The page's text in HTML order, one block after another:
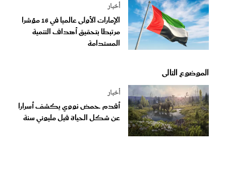
أخبار
الإمارات الأولى عالميا في 16 مؤشرا
مرتبطا بتحقيق أهداف التنمية
المستدامة
الموضوع التالى
أخبار
أقدم حمض نووي يكشف أسرارا
عن شكل الحياة قبل مليوني سنة